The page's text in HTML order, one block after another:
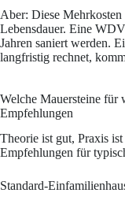
Aber: Diese
Lebensdauer. Eine
Jahren saniert werden.
langfristig rechnet,
Welche Mauersteine für
Empfehlungen
Theorie ist gut, Praxis
Empfehlungen für
Standard-